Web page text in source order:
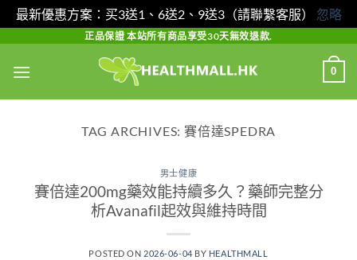
最新優惠方案：买3送1、6送2、9送3（請聯繫客服） 忽略
content
正品保證 本站所有商品享受30天無效退款.
0
TAG ARCHIVES: 賽倍達SPEDRA
男士健康
賽倍達200mg藥效能持續多久？藥師完整分
析Avanafil起效與維持時間
POSTED ON 2026-06-04 BY HEALTHMALL